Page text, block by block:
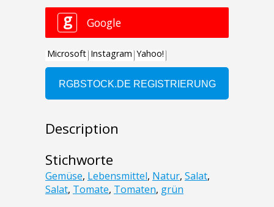
Description
Stichworte
Gemüse, Lebensmittel, Natur, Salat,
Salat, Tomate, Tomaten, grün